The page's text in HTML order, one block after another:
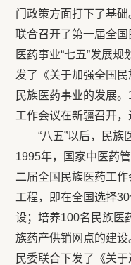
门政策方面打下了基
联合召开了第一届全
医药事业“七五”发展
发了《关于加强全国
民族医药事业的发展
工作会议在新疆召开，
“八五”以后，民族医
1995年，国家中医药
二届全国民族医药工作
工程，即在全国选择
设；培养100名民族医
族药产供销网点的建
民委联合下发了《关